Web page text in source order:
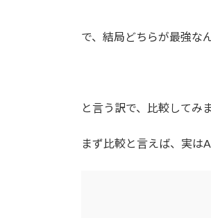
で、結局どちらが最強な
と言う訳で、比較してみ
まず比較と言えば、実は